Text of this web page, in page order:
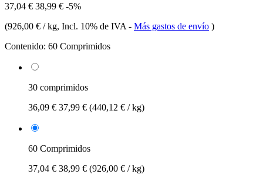
37,04 € 38,99 € -5%
(926,00 € / kg, Incl. 10% de IVA - Más gastos de envío )
Contenido: 60 Comprimidos
30 comprimidos
36,09 € 37,99 € (440,12 € / kg)
60 Comprimidos
37,04 € 38,99 € (926,00 € / kg)